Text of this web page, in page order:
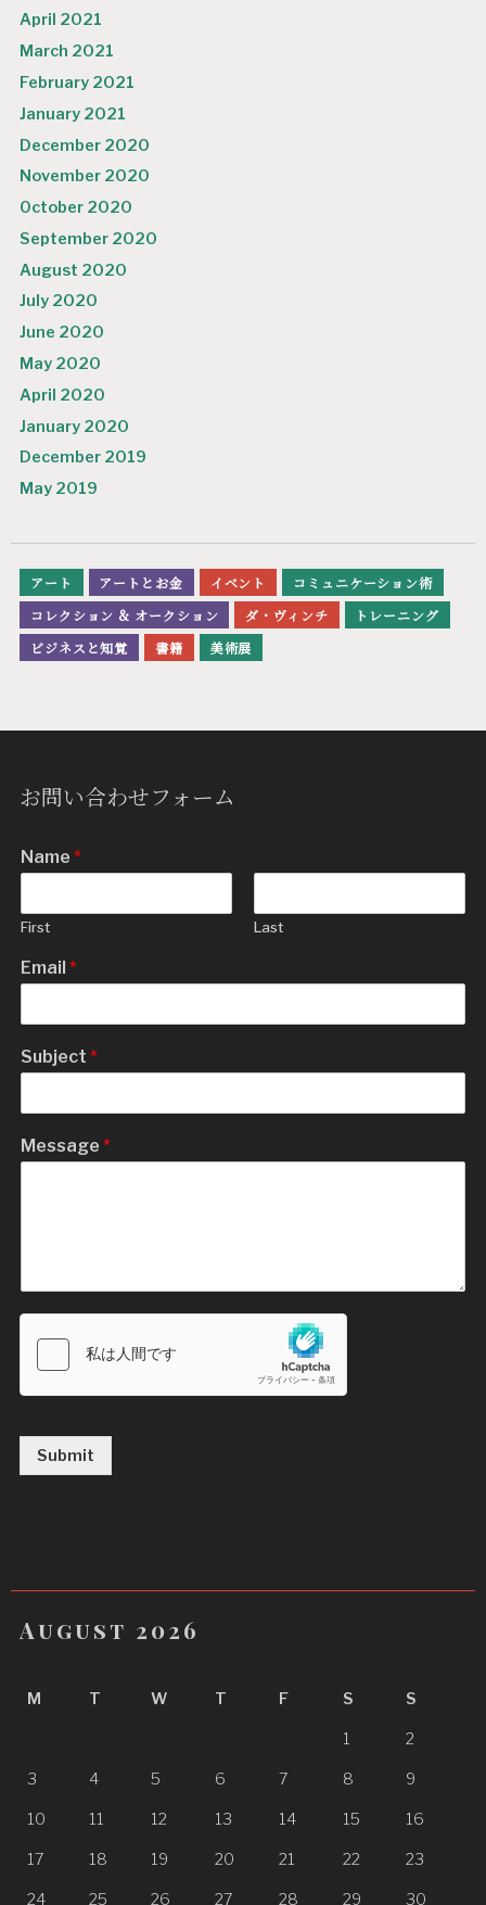
April 2021
March 2021
February 2021
January 2021
December 2020
November 2020
October 2020
September 2020
August 2020
July 2020
June 2020
May 2020
April 2020
January 2020
December 2019
May 2019
アート アートとお金 イベント
コミュニケーション術
コレクション & オークション
ダ・ヴィンチ
トレーニング
ビジネスと知覚
書籍 美術展
お問い合わせフォーム
Name*
First Last
Email*
Subject*
Message*
Submit
August 2026
M T W T F S S
1 2
3 4 5 6 7 8 9
10 11 12 13 14 15 16
17 18 19 20 21 22 23
24 25 26 27 28 29 30